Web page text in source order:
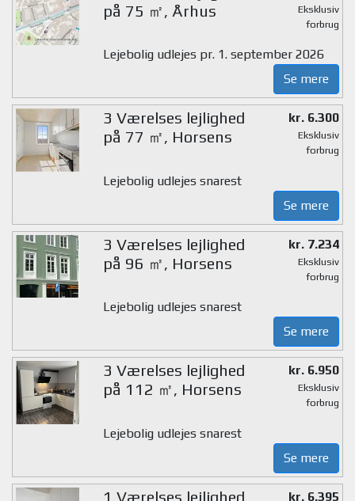
på 75 ㎡, Århus
Eksklusiv
forbrug
Lejebolig udlejes pr. 1. september 2026
Se mere
3 Værelses lejlighed
på 77 ㎡, Horsens
kr. 6.300
Eksklusiv
forbrug
Lejebolig udlejes snarest
Se mere
3 Værelses lejlighed
på 96 ㎡, Horsens
kr. 7.234
Eksklusiv
forbrug
Lejebolig udlejes snarest
Se mere
3 Værelses lejlighed
på 112 ㎡, Horsens
kr. 6.950
Eksklusiv
forbrug
Lejebolig udlejes snarest
Se mere
1 Værelses lejlighed
kr. 6.395